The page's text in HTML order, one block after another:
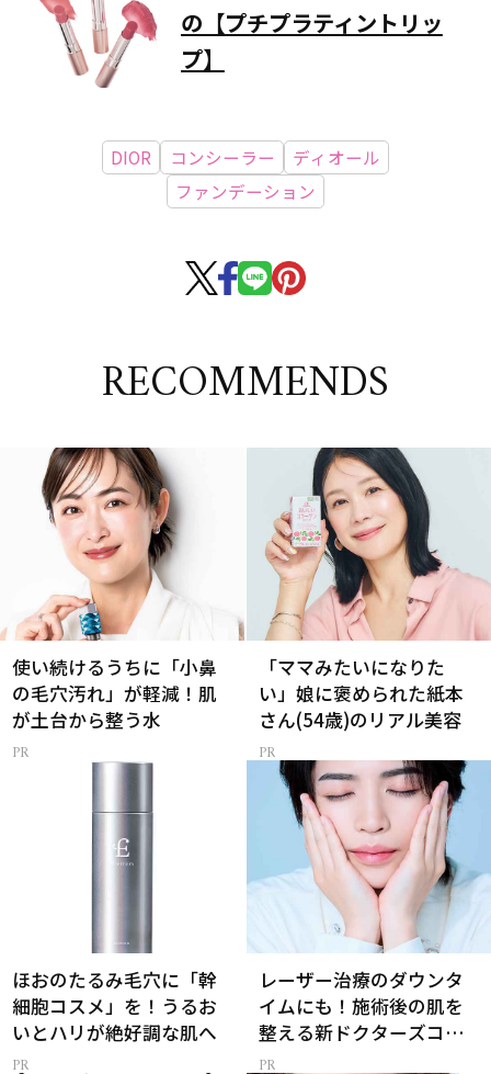
の【プチプラティントリッ
プ】
DIOR コンシーラー
ディオール
ファンデーション
RECOMMENDS
使い続けるうちに「小鼻
の毛穴汚れ」が軽減！肌
が土台から整う水
「ママみたいになりた
い」娘に褒められた紙本
さん(54歳)のリアル美容
ほおのたるみ毛穴に「幹
細胞コスメ」を！うるお
いとハリが絶好調な肌へ
レーザー治療のダウンタ
イムにも！施術後の肌を
整える新ドクターズコス
メ